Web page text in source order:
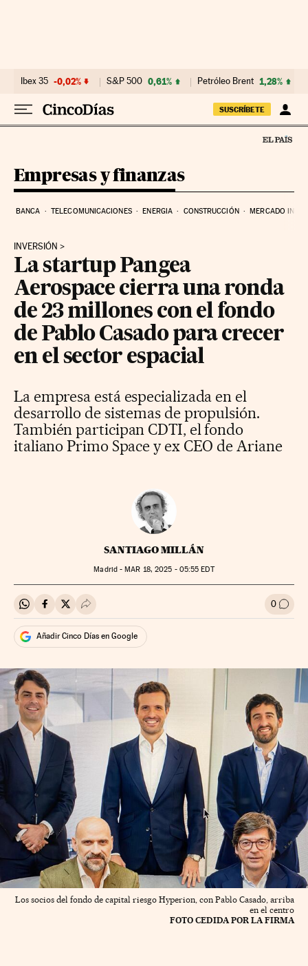
Ibex 35 -0,02% S&P 500 0,61% Petróleo Brent 1,28%
SUSCRÍBETE
Empresas y finanzas
BANCA TELECOMUNICACIONES ENERGIA CONSTRUCCIÓN MERCADO
INVERSIÓN
La startup Pangea
Aerospace cierra una ronda
de 23 millones con el fondo
de Pablo Casado para crecer
en el sector espacial
La empresa está especializada en el
desarrollo de sistemas de propulsión.
También participan CDTI, el fondo
italiano Primo Space y ex CEO de Ariane
SANTIAGO MILLÁN
Madrid -MAR 18, 2025 - 05:55 EDT
Compartir en Whatsapp
Compartir en Facebook
Compartir en Twitter
Desplegar Redes Sociales 0 Ir a
Añadir Cinco Días en Google
Los socios del fondo de capital riesgo Hyperion, con Pablo Casado, arriba
en el centro
FOTO CEDIDA POR LA FIRMA